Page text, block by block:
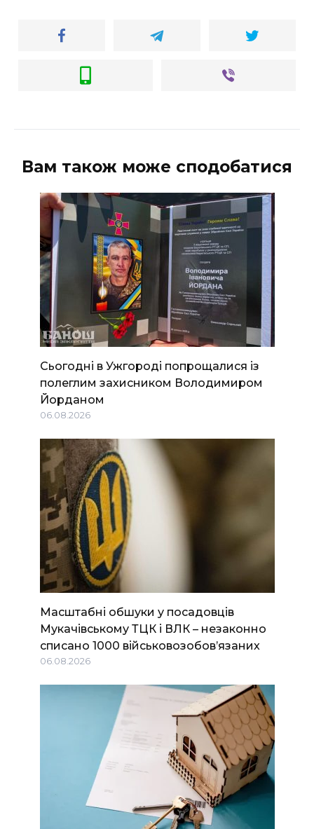
Вам також може сподобатися
Сьогодні в Ужгороді попрощалися із
полеглим захисником Володимиром
Йорданом
06.08.2026
Масштабні обшуки у посадовців
Мукачівському ТЦК і ВЛК – незаконно
списано 1000 військовозобов’язаних
06.08.2026